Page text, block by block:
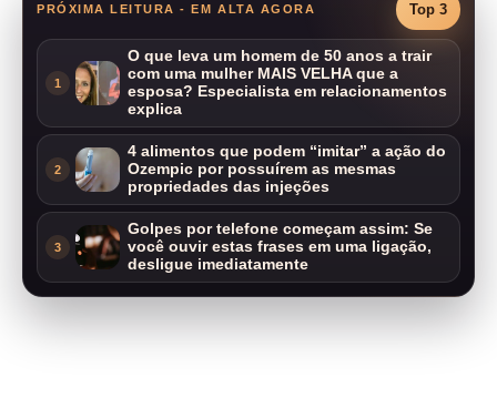
PRÓXIMA LEITURA - EM ALTA AGORA Top 3
1
O que leva um homem de 50 anos a trair
com uma mulher MAIS VELHA que a
esposa? Especialista em relacionamentos
explica
2
4 alimentos que podem “imitar” a ação do
Ozempic por possuírem as mesmas
propriedades das injeções
3
Golpes por telefone começam assim: Se
você ouvir estas frases em uma ligação,
desligue imediatamente